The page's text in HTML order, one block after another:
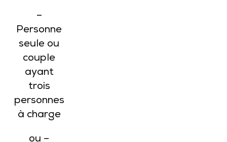
–
Personne
seule ou
couple
ayant
trois
personnes
à charge
ou –